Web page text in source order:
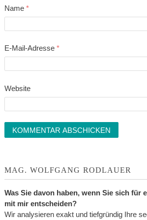
Name *
E-Mail-Adresse *
Website
MAG. WOLFGANG RODLAUER
Was Sie davon haben, wenn Sie sich für
mit mir entscheiden?
Wir analysieren exakt und tiefgründig Ihre